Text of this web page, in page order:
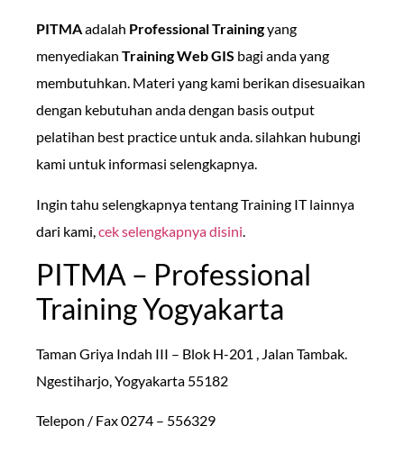
PITMAadalah Professional Trainingyang
menyediakan Training Web GIS bagi anda yang
membutuhkan. Materi yang kami berikan disesuaikan
dengan kebutuhan anda dengan basis output
pelatihan best practice untuk anda. silahkan hubungi
kami untuk informasi selengkapnya.
Ingin tahu selengkapnya tentang Training IT lainnya
dari kami, cek selengkapnya disini
PITMA – Professional
Training Yogyakarta
Taman Griya Indah III – Blok H-201 , Jalan Tambak.
Ngestiharjo, Yogyakarta 55182
Telepon / Fax 0274 – 556329